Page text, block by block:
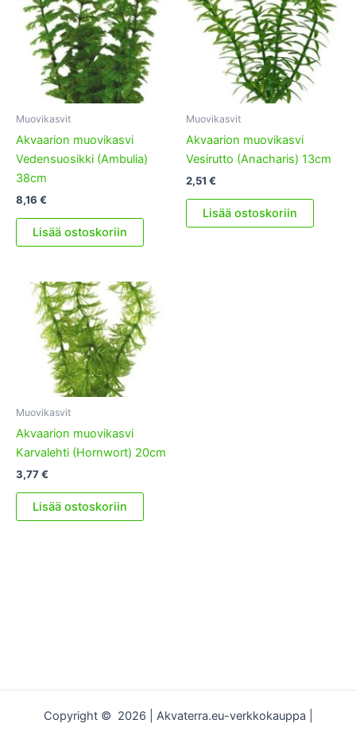
Muovikasvit
Akvaarion muovikasvi
Vedensuosikki (Ambulia)
38cm
8,16 €
Lisää ostoskoriin
Muovikasvit
Akvaarion muovikasvi
Vesirutto (Anacharis) 13cm
2,51 €
Lisää ostoskoriin
Muovikasvit
Akvaarion muovikasvi
Karvalehti (Hornwort) 20cm
3,77€
Lisää ostoskoriin
Copyright © 2026 | Akvaterra.eu-verkkokauppa |